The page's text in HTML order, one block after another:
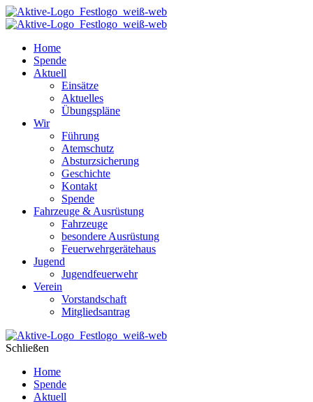
Home
Spende
Aktuell
Einsätze
Aktuelles
Übungspläne
Wir
Führung
Atemschutz
Absturzsicherung
Geschichte
Kontakt
Spende
Fahrzeuge & Ausrüstung
Fahrzeuge
besondere Ausrüstung
Feuerwehrgerätehaus
Jugend
Jugendfeuerwehr
Verein
Vorstandschaft
Mitgliedsantrag
Schließen
Home
Spende
Aktuell